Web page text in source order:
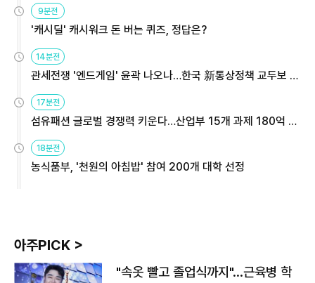
9분전
'캐시딜' 캐시워크 돈 버는 퀴즈, 정답은?
14분전
관세전쟁 '엔드게임' 윤곽 나오나…한국 新통상정책 교두보 활
용해야
17분전
섬유패션 글로벌 경쟁력 키운다…산업부 15개 과제 180억 지
원
18분전
농식품부, '천원의 아침밥' 참여 200개 대학 선정
아주PICK >
"속옷 빨고 졸업식까지"…근육병 학